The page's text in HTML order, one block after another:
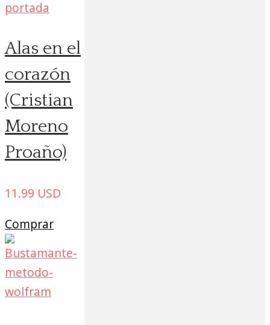
Alas en el
corazón
(Cristian
Moreno
Proaño)
11.99 USD
Comprar